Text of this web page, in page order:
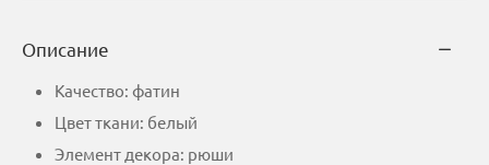
Описание
Качество: фатин
Цвет ткани: белый
Элемент декора: рюши